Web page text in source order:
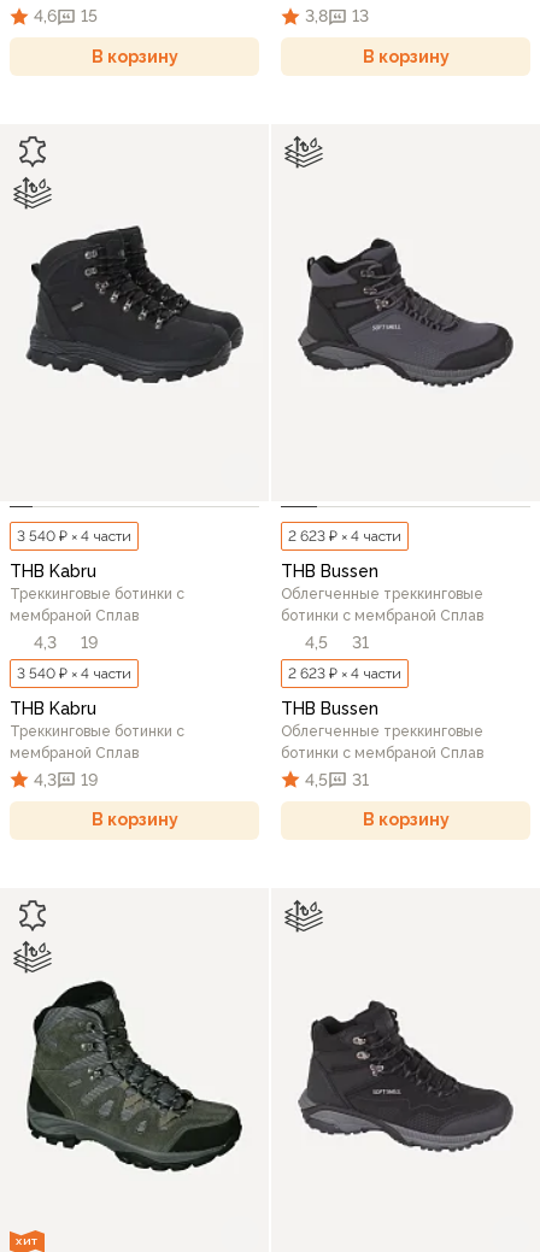
4,6 15
В корзину
3,8 13
В корзину
3 540 ₽ × 4 части
THB Kabru
Треккинговые ботинки c
мембраной Сплав
4,3 19
3 540 ₽ × 4 части
THB Kabru
Треккинговые ботинки c
мембраной Сплав
4,3 19
В корзину
2 623 ₽ × 4 части
THB Bussen
Облегченные треккинговые
ботинки c мембраной Сплав
4,5 31
2 623 ₽ × 4 части
THB Bussen
Облегченные треккинговые
ботинки c мембраной Сплав
4,5 31
В корзину
ХИТ